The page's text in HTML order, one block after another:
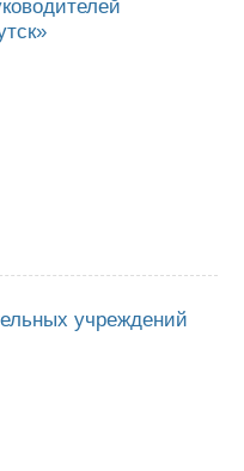
муниципальных
учреждений